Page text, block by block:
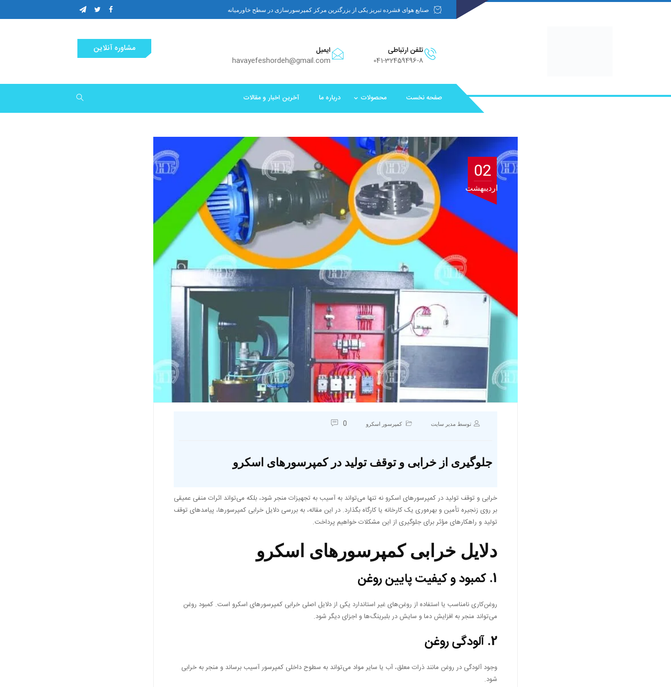
صنایع هوای فشرده تبریز یکی از بزرگترین مرکز کمپرسورسازی در سطح خاورمیانه
تلفن ارتباطی
041-32459496-8
ایمیل
havayefeshordeh@gmail.com
مشاوره آنلاین
صفحه نخست محصولات درباره ما آخرین اخبار و مقالات
02
اردیبهشت
توسط مدیر سایت کمپرسور اسکرو 0
جلوگیری از خرابی و توقف تولید در کمپرسورهای اسکرو
خرابی و توقف تولید در کمپرسورهای اسکرو نه تنها می‌تواند به آسیب به تجهیزات منجر شود، بلکه می‌تواند اثرات منفی عمیقی
بر روی زنجیره تأمین و بهره‌وری یک کارخانه یا کارگاه بگذارد. در این مقاله، به بررسی دلایل خرابی کمپرسورها، پیامدهای توقف
تولید و راهکارهای مؤثر برای جلوگیری از این مشکلات خواهیم پرداخت.
دلایل خرابی کمپرسورهای اسکرو
1. کمبود و کیفیت پایین روغن
روغن‌کاری نامناسب یا استفاده از روغن‌های غیر استاندارد یکی از دلایل اصلی خرابی کمپرسورهای اسکرو است. کمبود روغن
می‌تواند منجر به افزایش دما و سایش در بلبرینگ‌ها و اجزای دیگر شود.
2. آلودگی روغن
وجود آلودگی در روغن مانند ذرات معلق، آب یا سایر مواد می‌تواند به سطوح داخلی کمپرسور آسیب برساند و منجر به خرابی
شود.